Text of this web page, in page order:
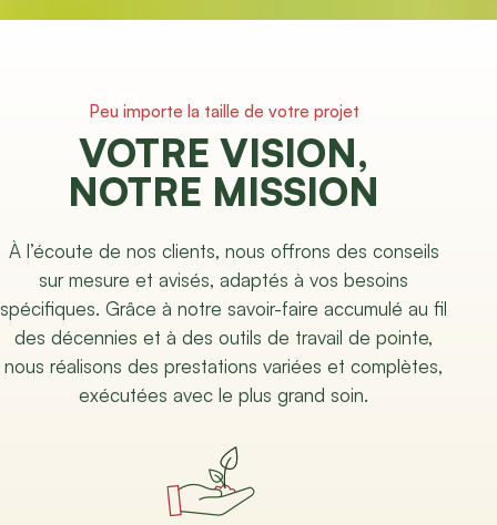
Peu importe la taille de votre projet
VOTRE VISION,
NOTRE MISSION
À l’écoute de nos clients, nous offrons des conseils
sur mesure et avisés, adaptés à vos besoins
spécifiques. Grâce à notre savoir-faire accumulé au fil
des décennies et à des outils de travail de pointe,
nous réalisons des prestations variées et complètes,
exécutées avec le plus grand soin.